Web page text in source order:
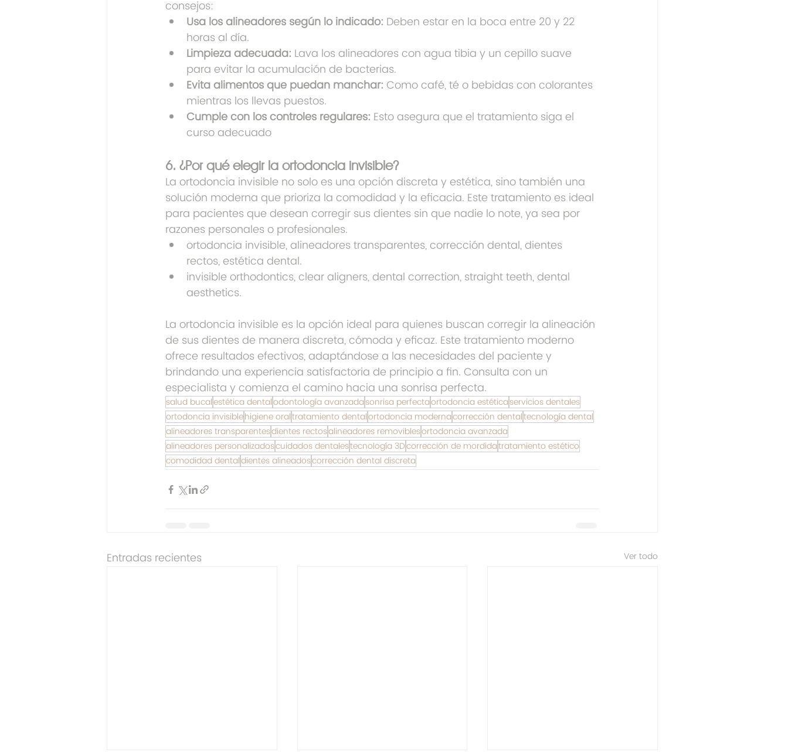
consejos:
Usa los alineadores según lo indicado: Deben estar en la boca entre 20 y 22
horas al día.
Limpieza adecuada: Lava los alineadores con agua tibia y un cepillo suave
para evitar la acumulación de bacterias.
Evita alimentos que puedan manchar: Como café, té o bebidas con colorantes
mientras los llevas puestos.
Cumple con los controles regulares: Esto asegura que el tratamiento siga el
curso adecuado
6. ¿Por qué elegir la ortodoncia invisible?
La ortodoncia invisible no solo es una opción discreta y estética, sino también una
solución moderna que prioriza la comodidad y la eficacia. Este tratamiento es ideal
para pacientes que desean corregir sus dientes sin que nadie lo note, ya sea por
razones personales o profesionales.
ortodoncia invisible, alineadores transparentes, corrección dental, dientes
rectos, estética dental.
invisible orthodontics, clear aligners, dental correction, straight teeth, dental
aesthetics.
La ortodoncia invisible es la opción ideal para quienes buscan corregir la alineación
de sus dientes de manera discreta, cómoda y eficaz. Este tratamiento moderno
ofrece resultados efectivos, adaptándose a las necesidades del paciente y
brindando una experiencia satisfactoria de principio a fin. Consulta con un
especialista y comienza el camino hacia una sonrisa perfecta.
salud bucalestética dentalodontología avanzadasonrisa perfectaortodoncia estéticaservicios dentales
ortodoncia invisiblehigiene oraltratamiento dentalortodoncia modernacorrección dentaltecnología dental
alineadores transparentesdientes rectosalineadores removiblesortodoncia avanzada
alineadores personalizadoscuidados dentalestecnología 3Dcorrección de mordidatratamiento estético
comodidad dentaldientes alineadoscorrección dental discreta
Entradas recientes Ver todo